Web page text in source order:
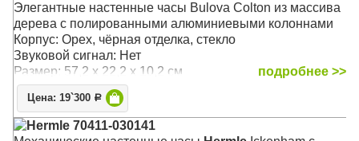
Элегантные настенные часы Bulova Colton из массива
дерева с полированными алюминиевыми колоннами
Корпус: Орех, чёрная отделка, стекло
Звуковой сигнал: Нет
Размер: 57,2 x 22,2 x 10,2 см
подробнее >>
Цена: 19`300 Р
Hermle 70411-030141